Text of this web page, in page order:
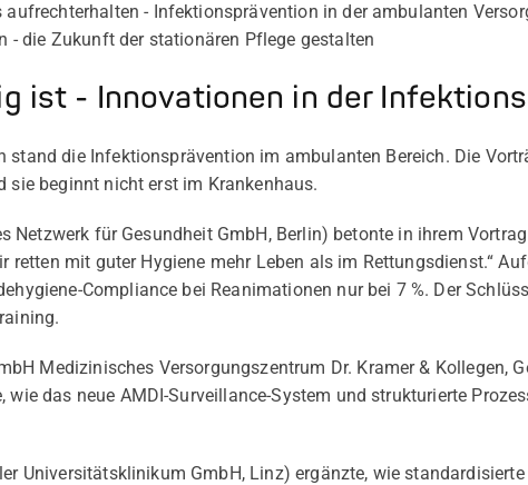
aufrechterhalten - Infektionsprävention in der ambulanten
- die Zukunft der stationären Pflege gestalten
ist - Innovationen in der
stand die Infektionsprävention im ambulanten Bereich. Die
sie beginnt nicht erst im Krankenhaus.
Netzwerk für Gesundheit GmbH, Berlin) betonte in ihrem
retten mit guter Hygiene mehr Leben als im Rettungsdienst.“
Compliance bei Reanimationen nur bei 7 %. Der
Medizinisches Versorgungszentrum Dr. Kramer & Kollegen,
wie das neue AMDI-Surveillance-System und strukturierte
Universitätsklinikum GmbH, Linz) ergänzte, wie